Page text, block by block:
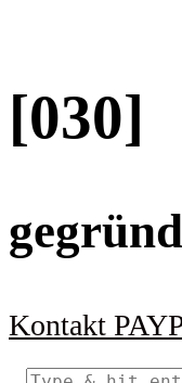
[030]
Kontakt